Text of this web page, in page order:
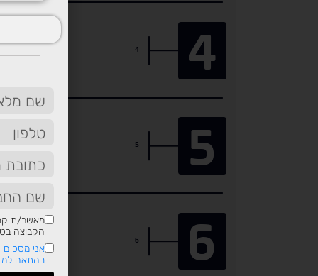
4
4
5
5
6
6
מאשר/ת
הקבוצה
אני מסכים
בהתאם